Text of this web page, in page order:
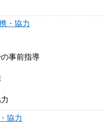
・協力
の事前指導
協力